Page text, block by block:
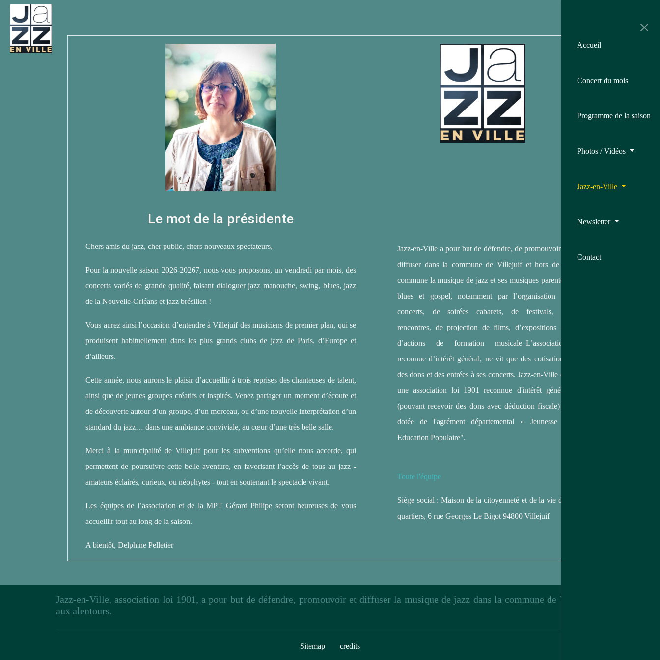
Accueil
Concert du mois
Programme de la saison
Photos / Vidéos
Jazz-en-Ville
Newsletter
Contact
Le mot de la présidente
Chers amis du jazz, cher public, chers nouveaux spectateurs,
Pour la nouvelle saison 2026-20267, nous vous proposons, un vendredi par mois, des
concerts variés de grande qualité, faisant dialoguer jazz manouche, swing, blues, jazz
de la Nouvelle-Orléans et jazz brésilien !
Vous aurez ainsi l’occasion d’entendre à Villejuif des musiciens de premier plan, qui se
produisent habituellement dans les plus grands clubs de jazz de Paris, d’Europe et
d’ailleurs.
Cette année, nous aurons le plaisir d’accueillir à trois reprises des chanteuses de talent,
ainsi que de jeunes groupes créatifs et inspirés. Venez partager un moment d’écoute et
de découverte autour d’un groupe, d’un morceau, ou d’une nouvelle interprétation d’un
standard du jazz… dans une ambiance conviviale, au cœur d’une très belle salle.
Merci à la municipalité de Villejuif pour les subventions qu’elle nous accorde, qui
permettent de poursuivre cette belle aventure, en favorisant l’accès de tous au jazz -
amateurs éclairés, curieux, ou néophytes - tout en soutenant le spectacle vivant.
Les équipes de l’association et de la MPT Gérard Philipe seront heureuses de vous
accueillir tout au long de la saison.
A bientôt, Delphine Pelletier
Jazz-en-Ville a pour but de défendre, de promouvoir et
diffuser dans la commune de Villejuif et hors de la
commune la musique de jazz et ses musiques parentes,
blues et gospel, notamment par l’organisation de
concerts, de soirées cabarets, de festivals, de
rencontres, de projection de films, d’expositions ou
d’actions de formation musicale. L’association,
reconnue d’intérêt général, ne vit que des cotisations,
des dons et des entrées à ses concerts. Jazz-en-Ville est
une association loi 1901 reconnue d'intérêt général
(pouvant recevoir des dons avec déduction fiscale) et
dotée de l'agrément départemental « Jeunesse et
Education Populaire".
Toute l'équipe
Siège social : Maison de la citoyenneté et de la vie des
quartiers, 6 rue Georges Le Bigot 94800 Villejuif
Jazz-en-Ville, association loi 1901, a pour but de défendre, promouvoir et diffuser la musique de jazz dans la commune de Villejuif et
aux alentours.
Sitemap credits